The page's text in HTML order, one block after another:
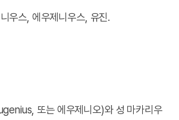
우스, 에우제니우스, 유진.
또는 에우제니오)와 성 마카리우